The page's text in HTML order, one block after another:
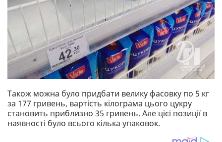
Також можна було придбати велику фасовку по 5 кг
за 177 гривень, вартість кілограма цього цукру
становить приблизно 35 гривень. Але цієї позиції в
наявності було всього кілька упаковок.